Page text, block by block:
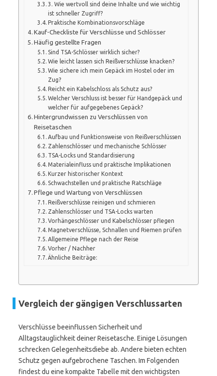
3. Wie wertvoll sind deine Inhalte und wie wichtig
ist schneller Zugriff?
Praktische Kombinationsvorschläge
Kauf-Checkliste für Verschlüsse und Schlösser
Häufig gestellte Fragen
Sind TSA-Schlösser wirklich sicher?
Wie leicht lassen sich Reißverschlüsse knacken?
Wie sichere ich mein Gepäck im Hostel oder im
Zug?
Reicht ein Kabelschloss als Schutz aus?
Welcher Verschluss ist besser für Handgepäck und
welcher für aufgegebenes Gepäck?
Hintergrundwissen zu Verschlüssen von
Reisetaschen
Aufbau und Funktionsweise von Reißverschlüssen
Zahlenschlösser und mechanische Schlösser
TSA-Locks und Standardisierung
Materialeinfluss und praktische Implikationen
Kurzer historischer Kontext
Schwachstellen und praktische Ratschläge
Pflege und Wartung von Verschlüssen
Reißverschlüsse reinigen und schmieren
Zahlenschlösser und TSA-Locks warten
Vorhängeschlösser und Kabelschlösser pflegen
Magnetverschlüsse, Schnallen und Riemen prüfen
Allgemeine Pflege nach der Reise
Vorher / Nachher
Ähnliche Beiträge:
Vergleich der gängigen Verschlussarten
Verschlüsse beeinflussen Sicherheit und
Alltagstauglichkeit deiner Reisetasche. Einige Lösungen
schrecken Gelegenheitsdiebe ab. Andere bieten echten
Schutz gegen aufgebrochene Taschen. Im Folgenden
findest du eine kompakte Tabelle mit den wichtigsten